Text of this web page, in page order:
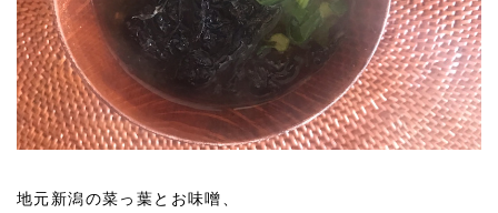
地元新潟の菜っ葉とお味噌、